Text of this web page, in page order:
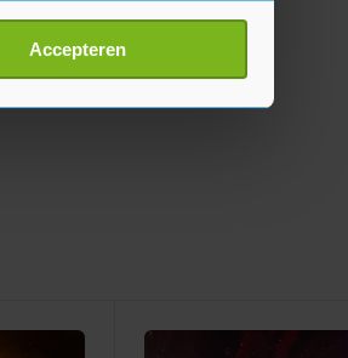
detailgedeelte
Accepteren